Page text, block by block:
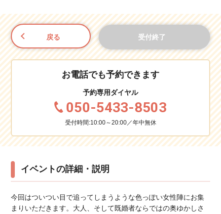
戻る 受付終了
お電話でも予約できます
予約専用ダイヤル
050-5433-8503
受付時間:10:00～20:00／年中無休
イベントの詳細・説明
今回はついつい目で追ってしまうような色っぽい女性陣にお集
まりいただきます。大人、そして既婚者ならではの奥ゆかしさ